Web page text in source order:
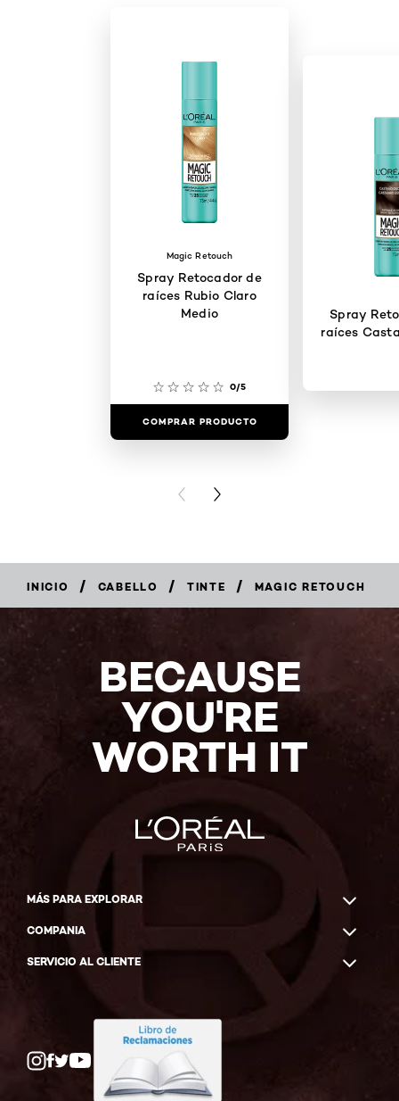
Magic Retouch
Spray Retocador de
raíces Rubio Claro
Medio
0/5
COMPRAR PRODUCTO
Spray
raíces
PREVIOUS CARD
NEXT CARD
INICIO / CABELLO / TINTE / MAGIC RETOUCH
BECAUSE
YOU'RE
WORTH IT
MÁS PARA EXPLORAR
COMPANIA
SERVICIO AL CLIENTE
Facebook
YouTube